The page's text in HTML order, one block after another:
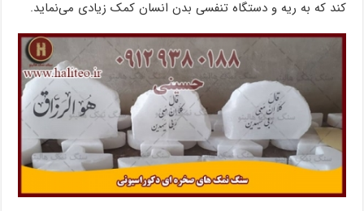
کند که به ریه و دستگاه تنفسی بدن انسان کمک زیادی می‌نماید.